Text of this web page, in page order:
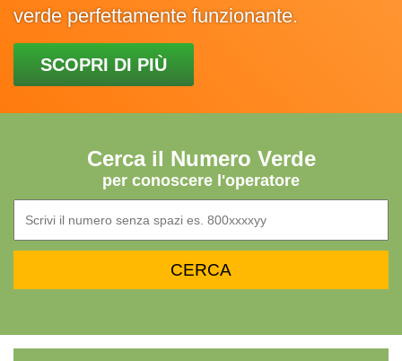
verde perfettamente funzionante.
SCOPRI DI PIÙ
Cerca il Numero Verde
per conoscere l'operatore